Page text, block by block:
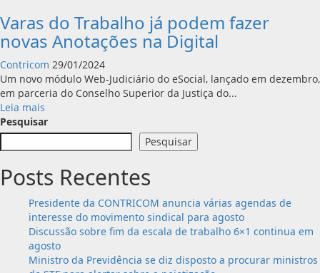
defende
acabar
com
a
restrição
ao
de
sacar
FGTS
Varas do Trabalho já podem fazer
novas Anotações na Digital
Contricom 29/01/2024
Um novo módulo Web-Judiciário do eSocial, lançado em dezembro,
em parceria do Conselho Superior da Justiça do...
Leia mais
mais
sobre
Varas
Trabalho
podem
fazer
novas
Anotações
na
Pesquisar
Pesquisar
Posts Recentes
Presidente da CONTRICOM anuncia várias agendas de
interesse do movimento sindical para agosto
Discussão sobre fim da escala de trabalho 6×1 continua em
agosto
Ministro da Previdência se diz disposto a procurar ministros